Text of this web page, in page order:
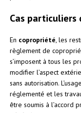
Cas particuliers
En copropriété , les
règlement de
s’imposent à tous les
modifier l’aspect
sans autorisation.
réglementé et les
être soumis à l’accord